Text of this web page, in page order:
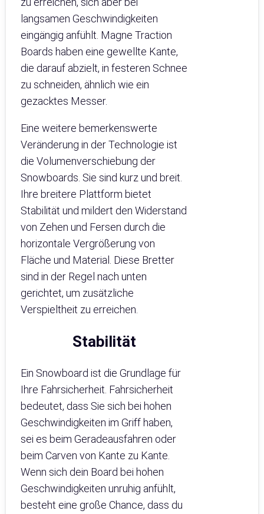
langsamen Geschwindigkeiten
eingängig anfühlt. Magne Traction
Boards haben eine gewellte Kante,
die darauf abzielt, in festeren Schnee
zu schneiden, ähnlich wie ein
gezacktes Messer.
Eine weitere bemerkenswerte
Veränderung in der Technologie ist
die Volumenverschiebung der
Snowboards. Sie sind kurz und breit.
Ihre breitere Plattform bietet
Stabilität und mildert den Widerstand
von Zehen und Fersen durch die
horizontale Vergrößerung von
Fläche und Material. Diese Bretter
sind in der Regel nach unten
gerichtet, um zusätzliche
Verspieltheit zu erreichen.
Stabilität
Ein Snowboard ist die Grundlage für
Ihre Fahrsicherheit. Fahrsicherheit
bedeutet, dass Sie sich bei hohen
Geschwindigkeiten im Griff haben,
sei es beim Geradeausfahren oder
beim Carven von Kante zu Kante.
Wenn sich dein Board bei hohen
Geschwindigkeiten unruhig anfühlt,
besteht eine große Chance, dass du